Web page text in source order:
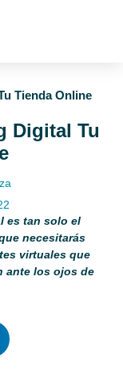
Tienda Online
Digital Tu
es tan solo el
necesitarás
virtuales que
ante los ojos de